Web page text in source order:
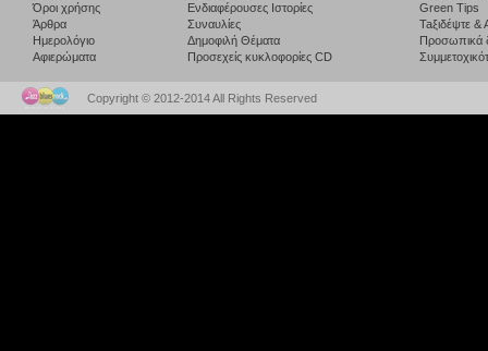
Όροι χρήσης
Άρθρα
Ημερολόγιο
Αφιερώματα
Ενδιαφέρουσες Ιστορίες
Συναυλίες
Δημοφιλή Θέματα
Προσεχείς κυκλοφορίες CD
Green Tips
Taξιδέψτε
Προσωπικά
Copyright © 2012-2014 All Rights Reserved